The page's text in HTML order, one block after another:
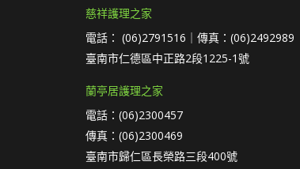
慈祥護理之家
電話： (06)2791516｜傳真：(06)2492989
臺南市仁德區中正路2段1225-1號
蘭亭居護理之家
電話：(06)2300457
傳真：(06)2300469
臺南市歸仁區長榮路三段400號